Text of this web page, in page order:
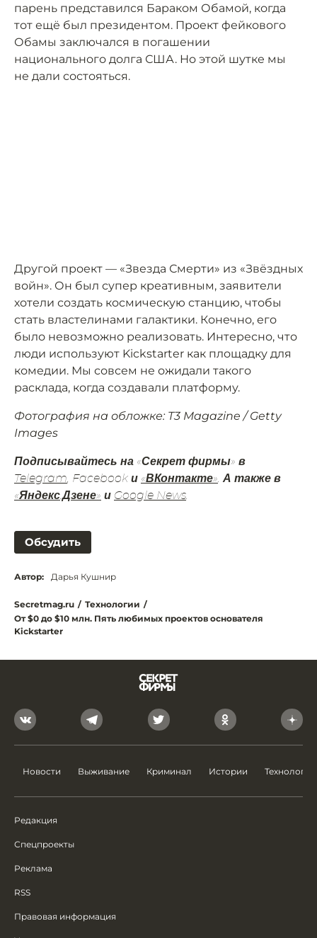
парень представился Бараком Обамой, когда
тот ещё был президентом. Проект фейкового
Обамы заключался в погашении
национального долга США. Но этой шутке мы
не дали состояться.
Другой проект — «Звезда Смерти» из «Звёздных
войн». Он был супер креативным, заявители
хотели создать космическую станцию, чтобы
стать властелинами галактики. Конечно, его
было невозможно реализовать. Интересно, что
люди используют Kickstarter как площадку для
комедии. Мы совсем не ожидали такого
расклада, когда создавали платформу.
Фотография на обложке: T3 Magazine / Getty
Images
Подписывайтесь на «Секрет фирмы» в
Telegram , Facebook и «ВКонтакте» . А также в
«Яндекс.Дзене» и Google News
Обсудить
Автор: Дарья Кушнир
Secretmag.ru / Технологии /
От $0 до $10 млн. Пять любимых проектов основателя
Kickstarter
Новости Выживание Криминал Истории Технологии
Редакция
Спецпроекты
Реклама
RSS
Правовая информация